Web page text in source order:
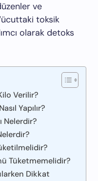
ve
toksik
olarak detoks
Verilir?
Yapılır?
Nelerdir?
Tüketmemelidir?
Dikkat